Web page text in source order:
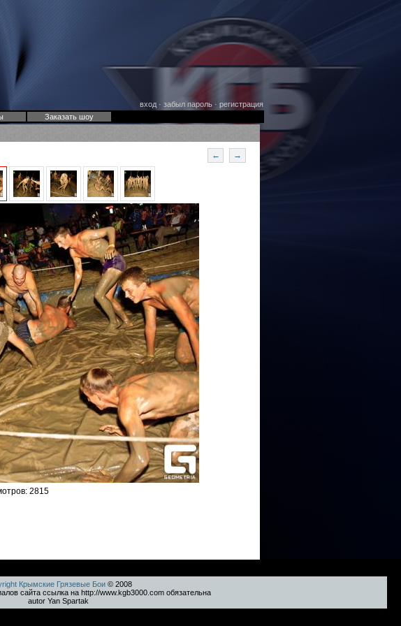
вход· забыл пароль· регистрация
Заказать шоу
← →
2815
Крымские Грязевые Бои © 2008
сайта ссылка на http://www.kgb3000.com обязательна
autor Yan Spartak